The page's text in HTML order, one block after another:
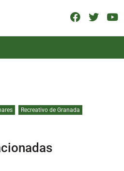
Recreativo de Granada